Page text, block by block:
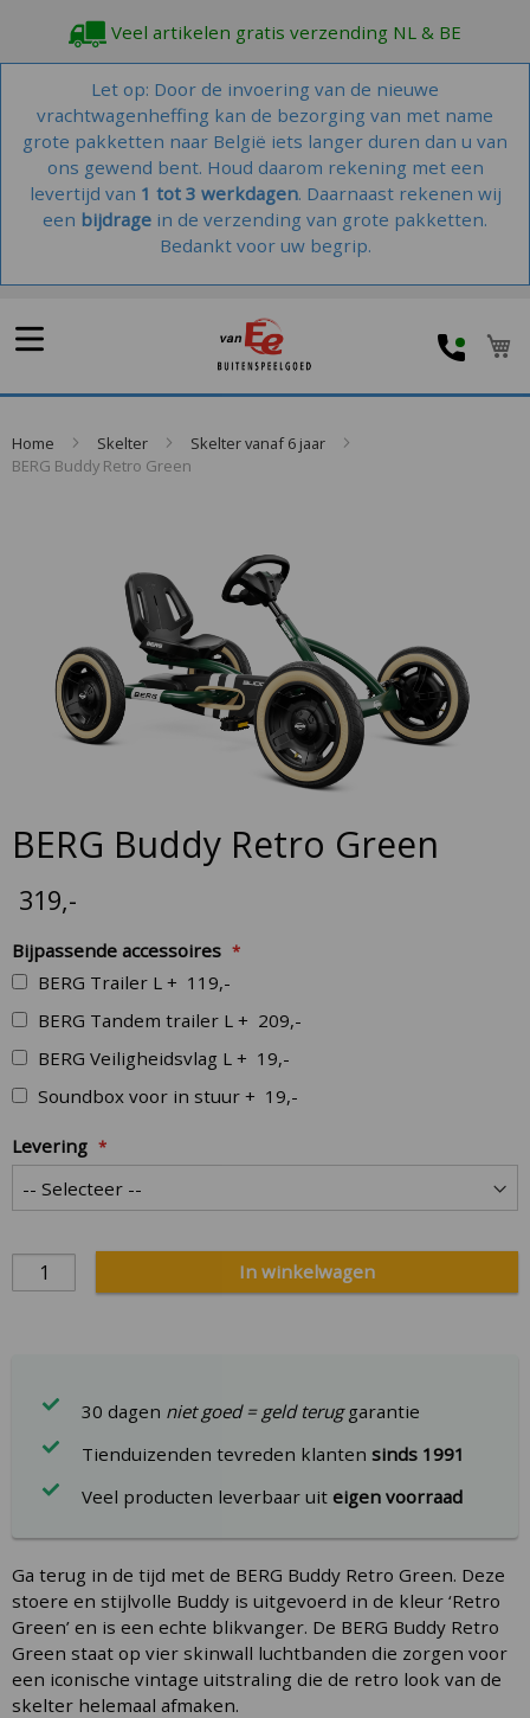
Veel artikelen gratis verzending NL & BE
Let op: Door de invoering van de nieuwe
vrachtwagenheffing kan de bezorging van met name
grote pakketten naar België iets langer duren dan u van
ons gewend bent. Houd daarom rekening met een
levertijd van 1 tot 3 werkdagen. Daarnaast rekenen wij
een bijdrage in de verzending van grote pakketten.
Bedankt voor uw begrip.
Home Skelter
Skelter vanaf 6 jaar
BERG Buddy Retro Green
BERG Buddy Retro Green
319,-
Bijpassende accessoires
BERG Trailer L + 119,-
BERG Tandem trailer L + 209,-
BERG Veiligheidsvlag L + 19,-
Soundbox voor in stuur + 19,-
Levering
In winkelwagen
30 dagen niet goed = geld teruggarantie
Tienduizenden tevreden klantensinds 1991
Veel producten leverbaar uiteigen voorraad
Ga terug in de tijd met de BERG Buddy Retro Green. Deze
stoere en stijlvolle Buddy is uitgevoerd in de kleur ‘Retro
Green’ en is een echte blikvanger. De BERG Buddy Retro
Green staat op vier skinwall luchtbanden die zorgen voor
een iconische vintage uitstraling die de retro look van de
skelter helemaal afmaken.
images
gallery
Skip
to
beginning
the
images
gallery